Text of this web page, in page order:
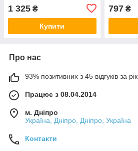
1 325 ₴
Купити
797₴
Про нас
93% позитивних з 45 відгуків за рік
Працює з 08.04.2014
м. Дніпро
Україна, Дніпро, Дніпро, Україна
Контакти